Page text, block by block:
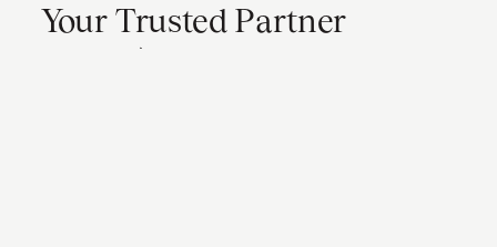
Your Trusted Partner